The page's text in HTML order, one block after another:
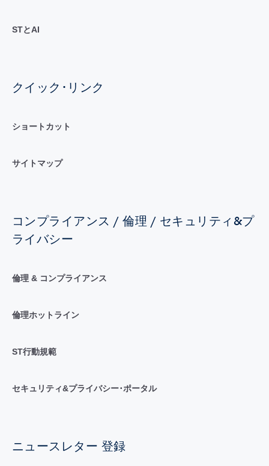
STとAI
クイック･リンク
ショートカット
サイトマップ
コンプライアンス / 倫理 / セキュリティ&プ
ライバシー
倫理 & コンプライアンス
倫理ホットライン
ST行動規範
セキュリティ&プライバシー･ポータル
ニュースレター 登録